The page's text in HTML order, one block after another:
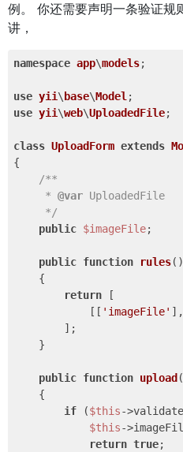
例。 你还需要声明一条验证规
讲，
namespace app\models;
use yii\ base\Model
use yii\web\UploadedFile;
class UploadForm extends
{
/**
     *
@var UploadedFile
     */
public $imageFile;
public function rules()
{
return [
            [[
'imageFile' ],
        ];
    }
public function upload
{
if ($this-
$this-
return true;